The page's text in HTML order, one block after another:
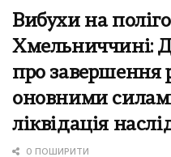
Вибухи на
Хмельниччині:
про завершення
оновними
ліквідація
0 ПОШИРИТИ